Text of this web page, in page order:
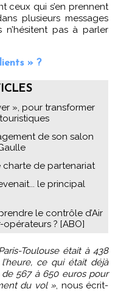
ceux qui s’en prennent
plusieurs messages
n’hésitent pas à parler
» ?
», pour transformer
de son salon
charte de partenariat
le principal
le contrôle d’Air
? [ABO]
Toulouse était à 438
ce qui était déjà
567 à 650 euros pour
du vol » , nous écrit-